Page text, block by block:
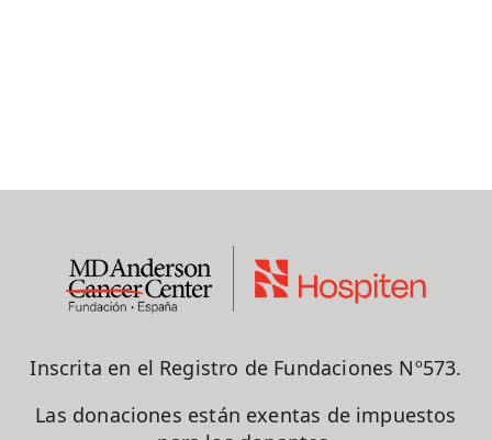
Inscrita en el Registro de Fundaciones Nº573.
Las donaciones están exentas de impuestos